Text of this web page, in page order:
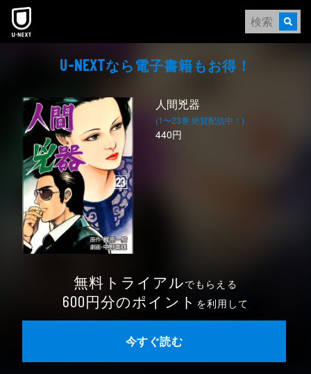
本文へスキップ
U-NEXTなら電⼦書籍もお得！
人間兇器
(1〜23巻 絶賛配信中！)
440円
無料トライアルでもらえる
600円分のポイント を利用して
今すぐ読む